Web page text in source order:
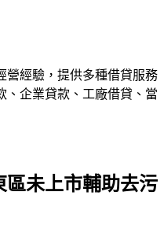
營經驗，提供多種借貸服務
、企業貸款、工廠借貸、當
區未上市輔助去污